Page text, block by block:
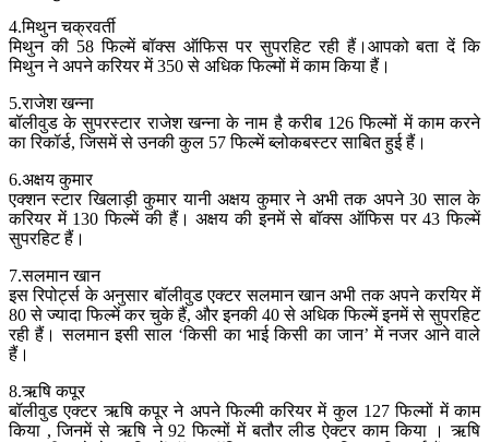
4.मिथुन चक्रवर्ती
मिथुन की 58 फिल्में बॉक्स ऑफिस पर सुपरहिट रही हैं।आपको बता दें कि
मिथुन ने अपने करियर में 350 से अधिक फिल्मों में काम किया हैं।
5.राजेश खन्ना
बॉलीवुड के सुपरस्टार राजेश खन्ना के नाम है करीब 126 फिल्मों में काम करने
का रिकॉर्ड, जिसमें से उनकी कुल 57 फिल्में ब्लोकबस्टर साबित हुई हैं।
6.अक्षय कुमार
एक्शन स्टार खिलाड़ी कुमार यानी अक्षय कुमार ने अभी तक अपने 30 साल के
करियर में 130 फिल्में की हैं। अक्षय की इनमें से बॉक्स ऑफिस पर 43 फिल्में
सुपरहिट हैं।
7.सलमान खान
इस रिपोर्ट्स के अनुसार बॉलीवुड एक्टर सलमान खान अभी तक अपने करयिर में
80 से ज्यादा फिल्में कर चुके हैं, और इनकी 40 से अधिक फिल्में इनमें से सुपरहिट
रही हैं। सलमान इसी साल ‘किसी का भाई किसी का जान’ में नजर आने वाले
हैं।
8.ऋषि कपूर
बॉलीवुड एक्टर ऋषि कपूर ने अपने फिल्मी करियर में कुल 127 फिल्मों में काम
किया , जिनमें से ऋषि ने 92 फिल्मों में बतौर लीड ऐक्टर काम किया । ऋषि